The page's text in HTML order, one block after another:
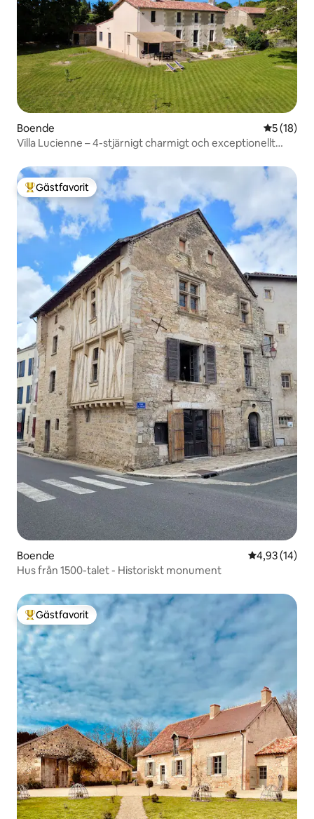
Boende 5 av 5 i
5 (18)
Villa Lucienne – 4-stjärnigt charmigt och exceptionellt
Populär gästfavorit
Gästfavorit
Boende 4,93 av 5 i
4,93 (14)
Hus från 1500-talet - Historiskt monument
Populär gästfavorit
Gästfavorit